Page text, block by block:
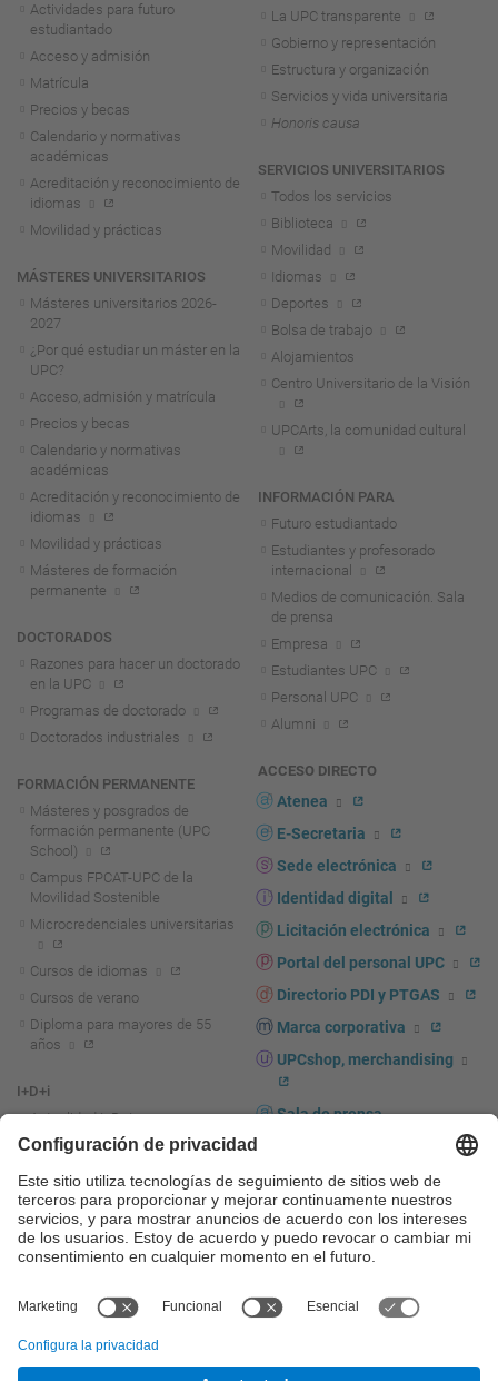
Actividades para futuro
estudiantado
Acceso y admisión
Matrícula
Precios y becas
Calendario y normativas
académicas
Acreditación y reconocimiento de
idiomas
Movilidad y prácticas
MÁSTERES UNIVERSITARIOS
Másteres universitarios 2026-
2027
¿Por qué estudiar un máster en la
UPC?
Acceso, admisión y matrícula
Precios y becas
Calendario y normativas
académicas
Acreditación y reconocimiento de
idiomas
Movilidad y prácticas
Másteres de formación
permanente
DOCTORADOS
Razones para hacer un doctorado
en la UPC
Programas de doctorado
Doctorados industriales
FORMACIÓN PERMANENTE
Másteres y posgrados de
formación permanente (UPC
School)
Campus FPCAT-UPC de la
Movilidad Sostenible
Microcredenciales universitarias
Cursos de idiomas
Cursos de verano
Diploma para mayores de 55
años
I+D+i
Actualidad I+D+I
La investigación en la UPC
Fomento y apoyo a la
investigación
La transferencia, el
emprendimiento y la innovación
en la UPC
transferencia, el emprendimiento
Servicios a las empresas
La UPC transparente
Gobierno y representación
Estructura y organización
Servicios y vida universitaria
Honoris causa
SERVICIOS UNIVERSITARIOS
Todos los servicios
Biblioteca
Movilidad
Idiomas
Deportes
Bolsa de trabajo
Alojamientos
Centro Universitario de la Visión
UPCArts, la comunidad cultural
INFORMACIÓN PARA
Futuro estudiantado
Estudiantes y profesorado
internacional
Medios de comunicación. Sala
de prensa
Empresa
Estudiantes UPC
Personal UPC
Alumni
ACCESO DIRECTO
Atenea
E-Secretaria
Sede electrónica
Identidad digital
Licitación electrónica
Portal del personal UPC
Directorio PDI y PTGAS
Marca corporativa
UPCshop, merchandising
Sala de prensa